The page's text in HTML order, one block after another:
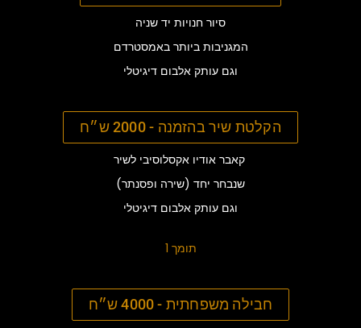
סיור חנויות יד שניה
המגניבות ביותר באמסטרדם
וגם עותק אלבום דיגיטלי
הקלטת שיר בהזמנה - 2000 ש״ח
קאבר אודיו אקסלוסיבי לשיר
שנבחר יחד (שירה ופסנתר)
וגם עותק אלבום דיגיטלי
תומך 1
חבילה משפחתית - 4000 ש״ח